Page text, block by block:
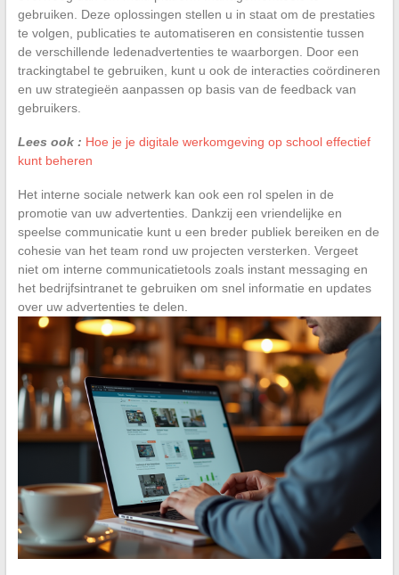
gebruiken. Deze oplossingen stellen u in staat om de prestaties
te volgen, publicaties te automatiseren en consistentie tussen
de verschillende ledenadvertenties te waarborgen. Door een
trackingtabel te gebruiken, kunt u ook de interacties coördineren
en uw strategieën aanpassen op basis van de feedback van
gebruikers.
Lees ook : Hoe je je digitale werkomgeving op school effectief
kunt beheren
Het interne sociale netwerk kan ook een rol spelen in de
promotie van uw advertenties. Dankzij een vriendelijke en
speelse communicatie kunt u een breder publiek bereiken en de
cohesie van het team rond uw projecten versterken. Vergeet
niet om interne communicatietools zoals instant messaging en
het bedrijfsintranet te gebruiken om snel informatie en updates
over uw advertenties te delen.